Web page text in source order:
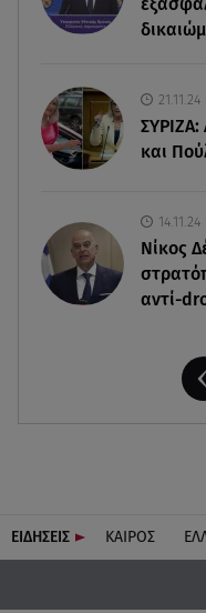
Κορυφώνεται η
«Καρφίτσα δεν21.11.24
ΣΥΡΙΖΑ:
και
14.11.24
Νίκος
αντί-
ΕΙΔΗΣΕΙΣ ΚΑΙΡΟΣ